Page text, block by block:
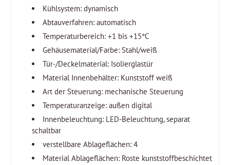
Kühlsystem: dynamisch
Abtauverfahren: automatisch
Temperaturbereich: +1 bis +15°C
Gehäusematerial/Farbe: Stahl/weiß
Tür-/Deckelmaterial: Isolierglastür
Material Innenbehälter: Kunststoff weiß
Art der Steuerung: mechanische Steuerung
Temperaturanzeige: außen digital
Innenbeleuchtung: LED-Beleuchtung, separat
schaltbar
verstellbare Ablageflächen: 4
Material Ablageflächen: Roste kunststoffbeschichtet